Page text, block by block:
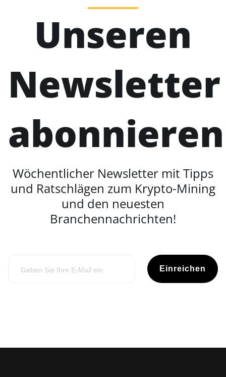
Unseren
Newsletter
abonnieren
Wöchentlicher Newsletter mit Tipps
und Ratschlägen zum Krypto-Mining
und den neuesten
Branchennachrichten!
Einreichen